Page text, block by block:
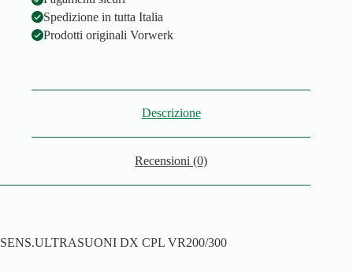
Spedizione in tutta Italia
Prodotti originali Vorwerk
Descrizione
Recensioni (0)
SENS.ULTRASUONI DX CPL VR200/300